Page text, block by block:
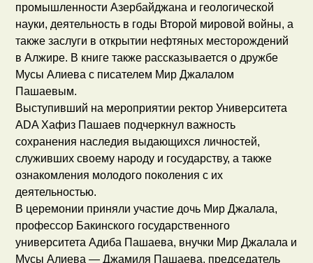
промышленности Азербайджана и геологической
науки, деятельность в годы Второй мировой войны, а
также заслуги в открытии нефтяных месторождений
в Алжире. В книге также рассказывается о дружбе
Мусы Алиева с писателем Мир Джалалом
Пашаевым.
Выступивший на мероприятии ректор Университета
ADA Хафиз Пашаев подчеркнул важность
сохранения наследия выдающихся личностей,
служивших своему народу и государству, а также
ознакомления молодого поколения с их
деятельностью.
В церемонии приняли участие дочь Мир Джалала,
профессор Бакинского государственного
университета Адиба Пашаева, внучки Мир Джалала и
Мусы Алиева — Джамиля Пашаева, председатель